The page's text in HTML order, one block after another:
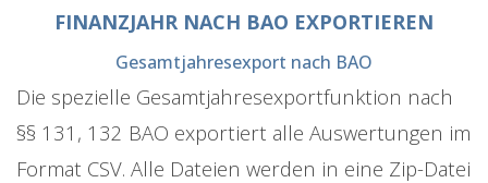
FINANZJAHR NACH BAO EXPORTIEREN
Gesamtjahresexport nach BAO
Die spezielle Gesamtjahresexportfunktion nach
§§ 131, 132 BAO exportiert alle Auswertungen im
Format CSV. Alle Dateien werden in eine Zip-Datei